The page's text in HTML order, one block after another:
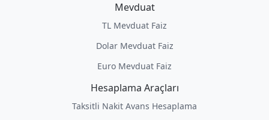
Mevduat
TL Mevduat Faiz
Dolar Mevduat Faiz
Euro Mevduat Faiz
Hesaplama Araçları
Taksitli Nakit Avans Hesaplama